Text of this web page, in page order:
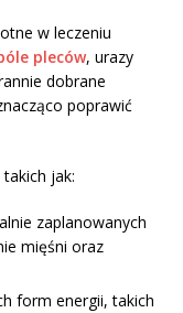
w leczeniu
pleców, urazy
dobrane
poprawić
jak:
zaplanowanych
mięśni oraz
form energii, takich